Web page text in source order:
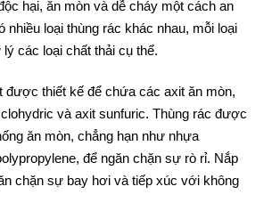
hại, ăn mòn và dễ cháy một cách an
nhiều loại thùng rác khác nhau, mỗi loại
các loại chất thải cụ thể.
được thiết kế để chứa các axit ăn mòn,
và axit sunfuric. Thùng rác được
ăn mòn, chẳng hạn như nhựa
để ngăn chặn sự rò rỉ. Nắp
chặn sự bay hơi và tiếp xúc với không